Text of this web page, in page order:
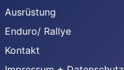
Ausrüstung
Enduro/ Rallye
Kontakt